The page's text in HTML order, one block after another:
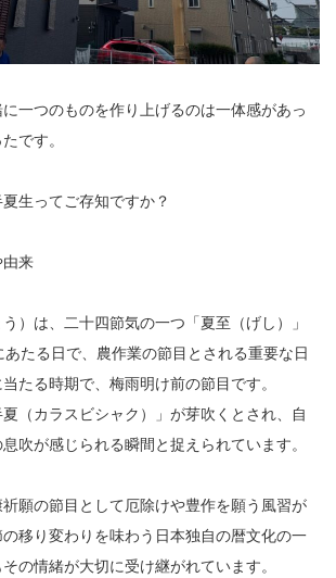
一つのものを作り上げるのは一体感があっ
です。
生ってご存知ですか？
由来
）は、二十四節気の一つ「夏至（げし）」
たる日で、農作業の節目とされる重要な日
たる時期で、梅雨明け前の節目です。
（カラスビシャク）」が芽吹くとされ、自
吹が感じられる瞬間と捉えられています。
願の節目として厄除けや豊作を願う風習が
移り変わりを味わう日本独自の暦文化の一
の情緒が大切に受け継がれています。